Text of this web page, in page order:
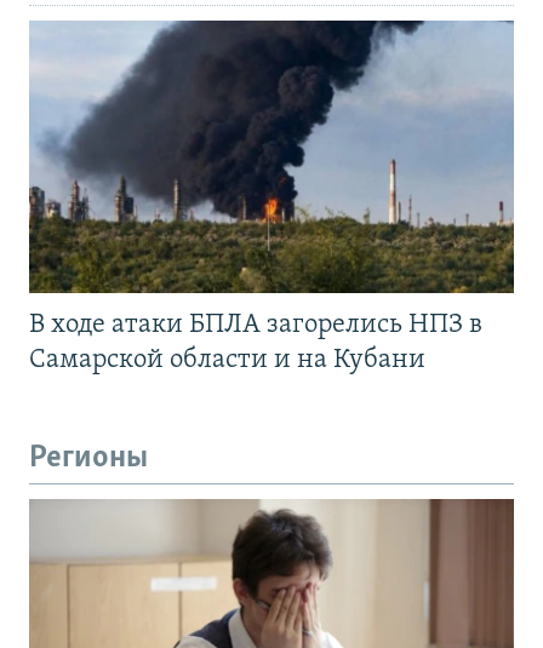
В ходе атаки БПЛА загорелись НПЗ в
Самарской области и на Кубани
Регионы